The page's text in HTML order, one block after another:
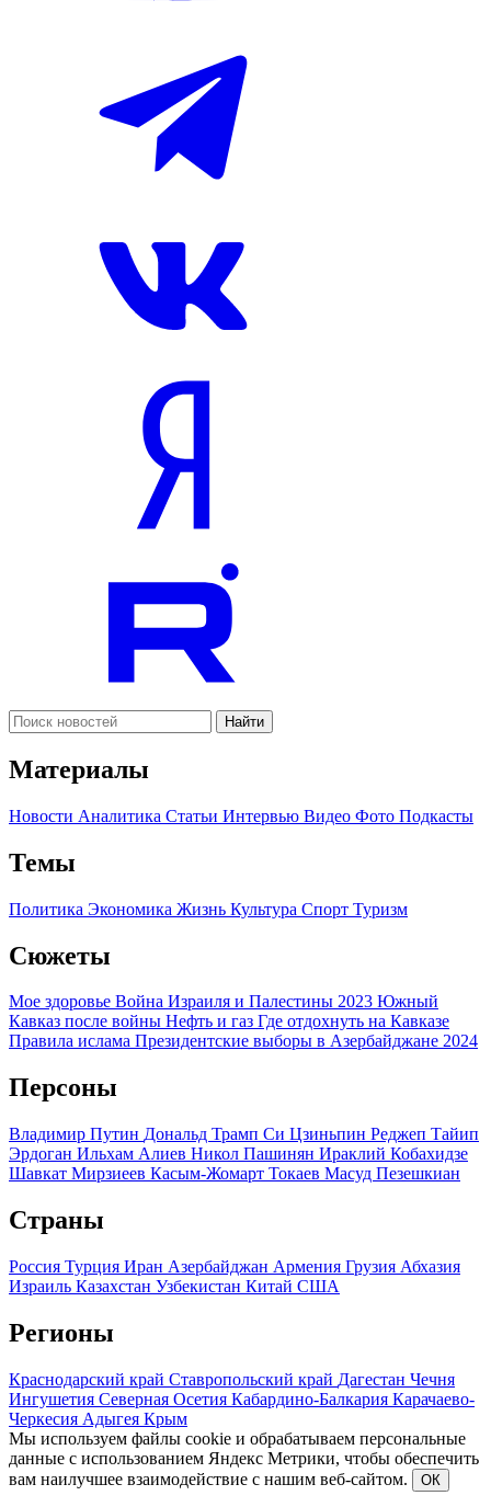
Найти
Материалы
Новости Аналитика Статьи Интервью Видео Фото Подкасты
Темы
Политика Экономика Жизнь Культура Спорт Туризм
Сюжеты
Мое здоровье Война Израиля и Палестины 2023 Южный
Кавказ после войны Нефть и газ Где отдохнуть на Кавказе
Правила ислама Президентские выборы в Азербайджане 2024
Персоны
Владимир Путин Дональд Трамп Си Цзиньпин Реджеп Тайип
Эрдоган Ильхам Алиев Никол Пашинян Ираклий Кобахидзе
Шавкат Мирзиеев Касым-Жомарт Токаев Масуд Пезешкиан
Страны
Россия Турция Иран Азербайджан Армения Грузия Абхазия
Израиль Казахстан Узбекистан Китай США
Регионы
Краснодарский край Ставропольский край Дагестан Чечня
Ингушетия Северная Осетия Кабардино-Балкария Карачаево-
Черкесия Адыгея Крым
Мы используем файлы cookie и обрабатываем персональные
данные с использованием Яндекс Метрики, чтобы обеспечить
вам наилучшее взаимодействие с нашим веб-сайтом.
ОК